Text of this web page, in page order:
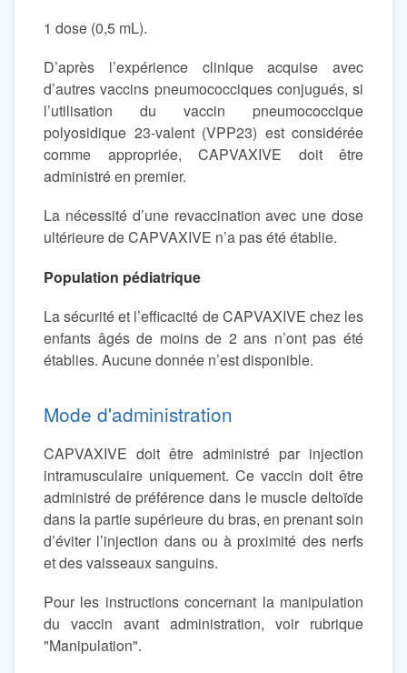
1 dose (0,5 mL).
D’après l’expérience clinique acquise avec
d’autres vaccins pneumococciques conjugués, si
l’utilisation du vaccin pneumococcique
polyosidique 23-valent (VPP23) est considérée
comme appropriée, CAPVAXIVE doit être
administré en premier.
La nécessité d’une revaccination avec une dose
ultérieure de CAPVAXIVE n’a pas été établie.
Population pédiatrique
La sécurité et l’efficacité de CAPVAXIVE chez les
enfants âgés de moins de 2 ans n’ont pas été
établies. Aucune donnée n’est disponible.
Mode d'administration
CAPVAXIVE doit être administré par injection
intramusculaire uniquement. Ce vaccin doit être
administré de préférence dans le muscle deltoïde
dans la partie supérieure du bras, en prenant soin
d’éviter l’injection dans ou à proximité des nerfs
et des vaisseaux sanguins.
Pour les instructions concernant la manipulation
du vaccin avant administration, voir rubrique
"Manipulation".